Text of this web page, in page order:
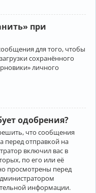
при
для того, чтобы
сохранённого
личного
одобрения?
что сообщения
перед отправкой на
включил вас в
по его или её
просмотрены перед
информации.